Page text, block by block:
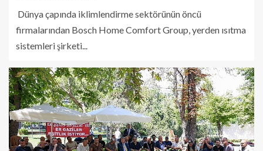
Dünya çapında iklimlendirme sektörünün öncü
firmalarından Bosch Home Comfort Group, yerden ısıtma
sistemleri şirketi...